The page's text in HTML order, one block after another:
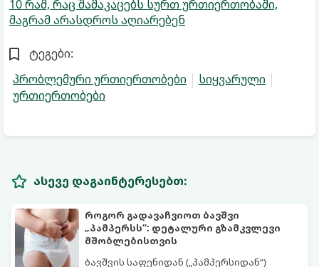
10 რამ, რაც მამაკაცებს სურთ ურთიერთობაში,
მაგრამ არასდროს აღიარებენ
ტეგები:
პრობლემური ურთიერთობები
სიყვარული
ურთიერთობები
ასევე დაგაინტერესებთ:
როგორ გადავაჩვიოთ ბავშვი
„პამპერსს“: დეტალური გზამკვლევი
მშობლებისთვის
ბავშვის საფენიდან („პამპერსიდან“)